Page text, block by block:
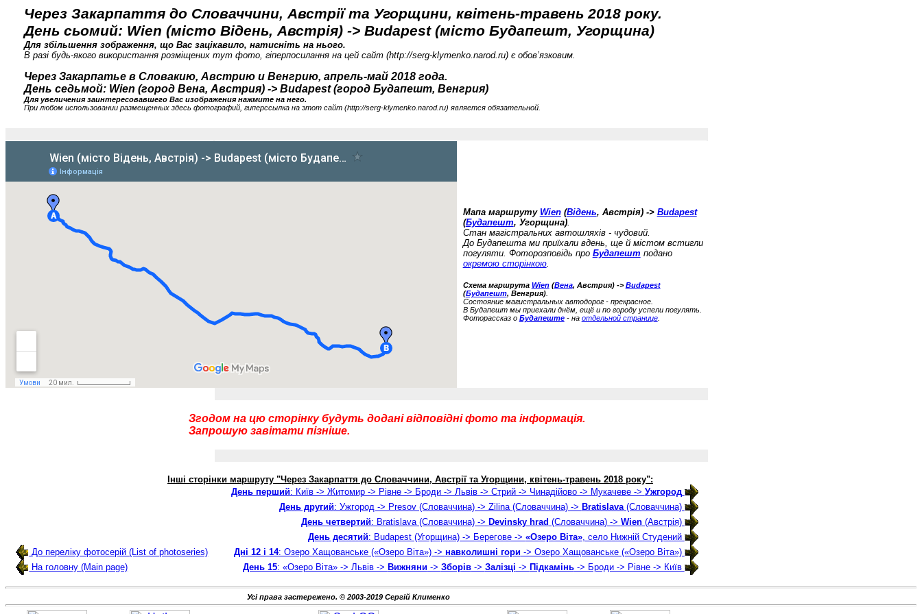
Через Закарпаття до Словаччини, Австрії та Угорщини, квітень-травень 2018 року.
День сьомий: Wien (місто Відень, Австрія) -> Budapest (місто Будапешт, Угорщина)
Для збільшення зображення, що Вас зацікавило, натисніть на нього.
В разі будь-якого використання розміщених тут фото, гіперпосилання на цей сайт (http://serg-klymenko.narod.ru) є обов’язковим.
Через Закарпатье в Словакию, Австрию и Венгрию, апрель-май 2018 года.
День седьмой: Wien (город Вена, Австрия) -> Budapest (город Будапешт, Венгрия)
Для увеличения заинтересовавшего Вас изображения нажмите на него.
При любом использовании размещенных здесь фотографий, гиперссылка на этот сайт (http://serg-klymenko.narod.ru) является обязательной.
Мапа маршруту Wien(Відень, Австрія) -> Budapest
(Будапешт, Угорщина).
Стан магістральних автошляхів - чудовий.
До Будапешта ми приїхали вдень, ще й містом встигли
погуляти. Фоторозповідь про Будапешт подано
окремою сторінкою.
Схема маршрута Wien(Вена, Австрия) ->Budapest
(Будапешт, Венгрия).
Состояние магистральных автодорог - прекрасное.
В Будапешт мы приехали днём, ещё и по городу успели погулять.
Фоторассказ о Будапеште- на отдельной странице.
Згодом на цю сторінку будуть додані відповідні фото та інформація.
Запрошую завітати пізніше.
Інші сторінки маршруту "Через Закарпаття до Словаччини, Австрії та Угорщини, квітень-травень 2018 року":
День перший: Київ -> Житомир -> Рівне -> Броди -> Львів -> Стрий -> Чинадійово -> Мукачеве -> Ужгород
День другий: Ужгород -> Presov (Словаччина) -> Zilina (Словаччина) -> Bratislava(Словаччина)
День четвертий: Bratislava (Словаччина) -> Devinsky hrad (Словаччина) -> Wien(Австрія)
День десятий: Budapest (Угорщина) -> Берегове -> «Озеро Віта», село Нижній Студений
До переліку фотосерій (List of photoseries)
Дні 12 і 14: Озеро Хащованське («Озеро Віта») -> навколишні гори-> Озеро Хащованське («Озеро Віта»)
На головну (Main page)
День 15: «Озеро Віта» -> Львів -> Вижняни-> Зборів-> Залізці -> Підкамінь-> Броди -> Рівне -> Київ
Усі права застережено. © 2003-2019 Сергій Клименко